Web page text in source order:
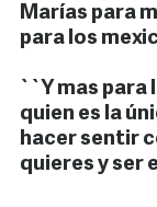
Marías para
para los
``Y mas para
quien es la
hacer sentir
quieres y ser